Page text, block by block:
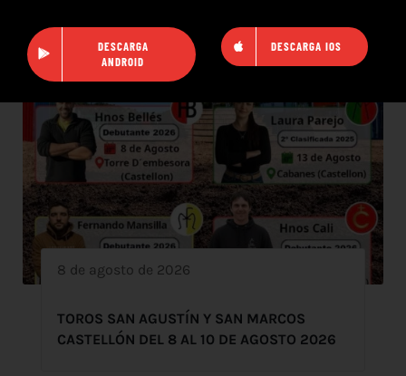
8 de agosto de 2026
TOROS SAN AGUSTÍN Y SAN MARCOS
CASTELLÓN DEL 8 AL 10 DE AGOSTO 2026
DESCARGA
ANDROID
DESCARGA IOS